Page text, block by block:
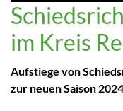
im Kreis
Aufstiege von
zur neuen Saison